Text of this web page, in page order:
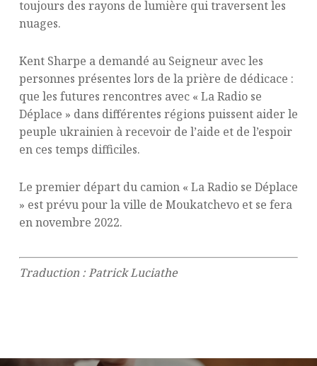
toujours des rayons de lumière qui traversent les
nuages.
Kent Sharpe a demandé au Seigneur avec les
personnes présentes lors de la prière de dédicace :
que les futures rencontres avec « La Radio se
Déplace » dans différentes régions puissent aider le
peuple ukrainien à recevoir de l’aide et de l’espoir
en ces temps difficiles.
Le premier départ du camion « La Radio se Déplace
» est prévu pour la ville de Moukatchevo et se fera
en novembre 2022.
Traduction : Patrick Luciathe